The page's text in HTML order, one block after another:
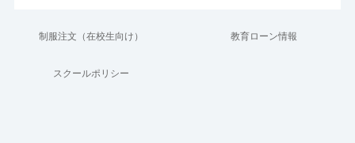
制服注文（在校生向け） 教育ローン情報
スクールポリシー